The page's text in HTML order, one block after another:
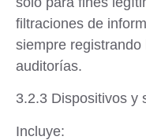
filtraciones de
siempre
auditorías.
3.2.3 Dispositivos y
Incluye: